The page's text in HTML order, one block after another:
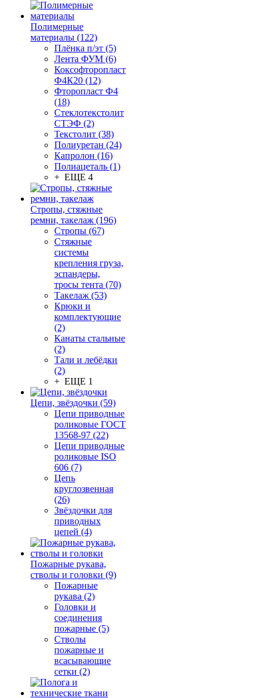
Полимерные
материалы (122)
Плёнка п/эт (5)
Лента ФУМ (6)
Коксофторопласт
Ф4К20 (12)
Фторопласт Ф4
(18)
Стеклотекстолит
СТЭФ (2)
Текстолит (38)
Полиуретан (24)
Капролон (16)
Полиацеталь (1)
+ ЕЩЕ 4
Стропы, стяжные
ремни, такелаж (196)
Стропы (67)
Стяжные
системы
крепления груза,
эспандеры,
тросы тента (70)
Такелаж (53)
Крюки и
комплектующие
(2)
Канаты стальные
(2)
Тали и лебёдки
(2)
+ ЕЩЕ 1
Цепи, звёздочки (59)
Цепи приводные
роликовые ГОСТ
13568-97 (22)
Цепи приводные
роликовые ISO
606 (7)
Цепь
круглозвенная
(26)
Звёздочки для
приводных
цепей (4)
Пожарные рукава,
стволы и головки (9)
Пожарные
рукава (2)
Головки и
соединения
пожарные (5)
Стволы
пожарные и
всасывающие
сетки (2)